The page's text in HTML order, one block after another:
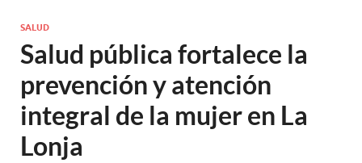
SALUD
Salud pública fortalece la
prevención y atención
integral de la mujer en La
Lonja